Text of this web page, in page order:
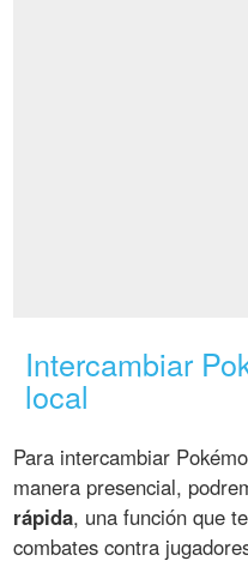
Intercambiar
local
Para intercambiar
manera presencial,
rápida, una función que
combates contra